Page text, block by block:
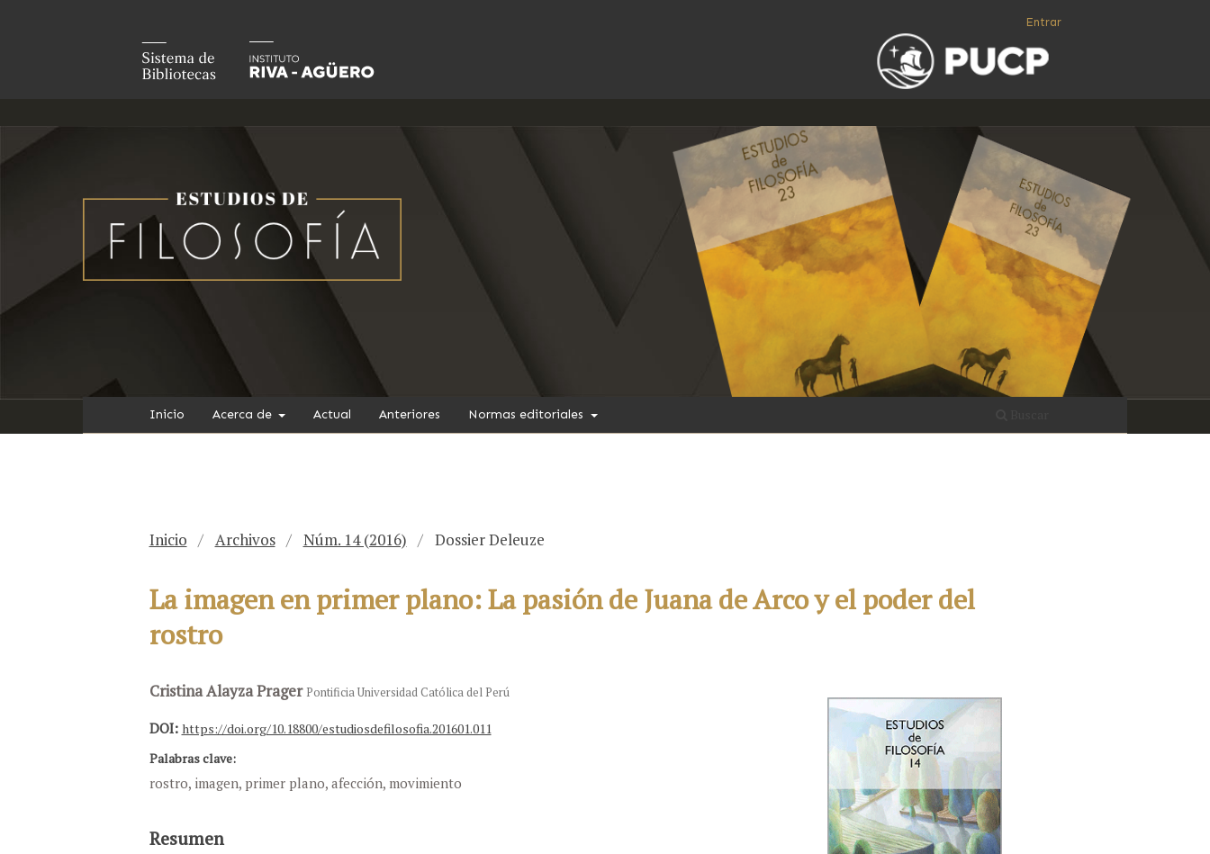
Inicio Acerca de Actual Anteriores Normas editoriales
Entrar
Inicio / Archivos / Núm. 14 (2016) / Dossier Deleuze
La imagen en primer plano: La pasión de Juana de Arco y el poder del
rostro
Cristina Alayza Prager Pontificia Universidad Católica del Perú
DOI: https://doi.org/10.18800/estudiosdefilosofia.201601.011
Palabras clave:
rostro, imagen, primer plano, afección, movimiento
Resumen